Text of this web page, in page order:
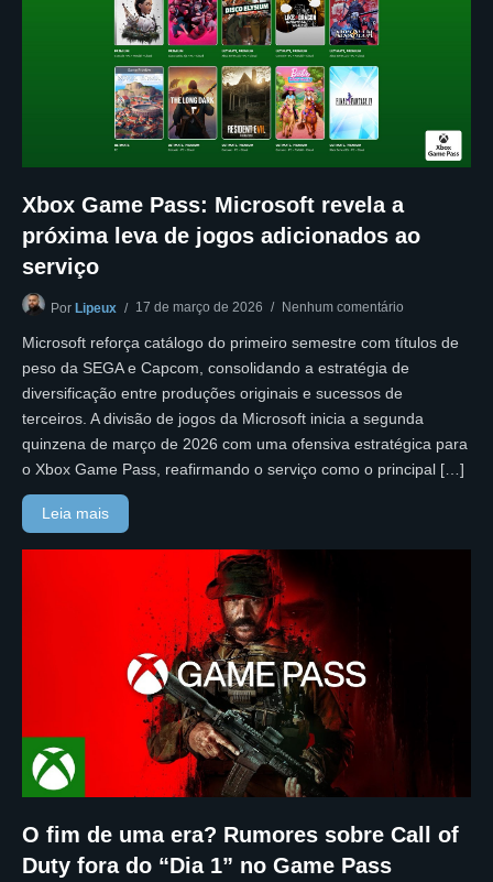
Xbox Game Pass: Microsoft revela a
próxima leva de jogos adicionados ao
serviço
Por Lipeux 17 de março de 2026 Nenhum comentário
Microsoft reforça catálogo do primeiro semestre com títulos de
peso da SEGA e Capcom, consolidando a estratégia de
diversificação entre produções originais e sucessos de
terceiros. A divisão de jogos da Microsoft inicia a segunda
quinzena de março de 2026 com uma ofensiva estratégica para
o Xbox Game Pass, reafirmando o serviço como o principal […]
Leia mais
O fim de uma era? Rumores sobre Call of
Duty fora do “Dia 1” no Game Pass